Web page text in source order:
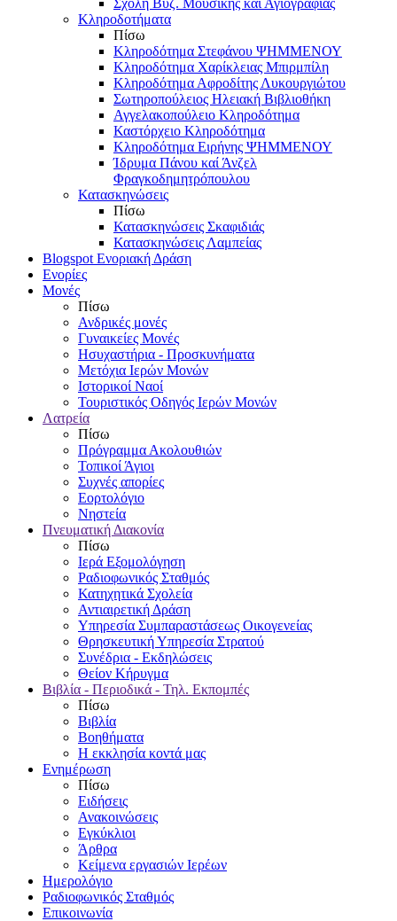
Κληροδοτήματα
Πίσω
Κληροδότημα Στεφάνου ΨΗΜΜΕΝΟΥ
Κληροδότημα Χαρίκλειας Μπιρμπίλη
Κληροδότημα Αφροδίτης Λυκουργιώτου
Σωτηροπούλειος Ηλειακή Βιβλιοθήκη
Αγγελακοπούλειο Κληροδότημα
Καστόρχειο Κληροδότημα
Κληροδότημα Ειρήνης ΨΗΜΜΕΝΟΥ
Ίδρυμα Πάνου καί Άνζελ
Φραγκοδημητρόπουλου
Κατασκηνώσεις
Πίσω
Κατασκηνώσεις Σκαφιδιάς
Κατασκηνώσεις Λαμπείας
Blogspot Ενοριακή Δράση
Ενορίες
Μονές
Πίσω
Ανδρικές μονές
Γυναικείες Μονές
Ησυχαστήρια - Προσκυνήματα
Μετόχια Ιερών Μονών
Ιστορικοί Ναοί
Τουριστικός Οδηγός Ιερών Μονών
Λατρεία
Πίσω
Πρόγραμμα Ακολουθιών
Τοπικοί Άγιοι
Συχνές απορίες
Εορτολόγιο
Νηστεία
Πνευματική Διακονία
Πίσω
Ιερά Εξομολόγηση
Ραδιοφωνικός Σταθμός
Κατηχητικά Σχολεία
Αντιαιρετική Δράση
Υπηρεσία Συμπαραστάσεως Οικογενείας
Θρησκευτική Υπηρεσία Στρατού
Συνέδρια - Εκδηλώσεις
Θείον Κήρυγμα
Βιβλία - Περιοδικά - Τηλ. Εκπομπές
Πίσω
Βιβλία
Βοηθήματα
Η εκκλησία κοντά μας
Ενημέρωση
Πίσω
Ειδήσεις
Ανακοινώσεις
Εγκύκλιοι
Άρθρα
Κείμενα εργασιών Ιερέων
Ημερολόγιο
Ραδιοφωνικός Σταθμός
Επικοινωνία